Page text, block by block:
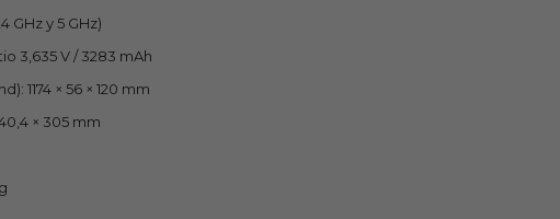
GHz y 5 GHz)
3,635 V / 3283 mAh
1174 × 56 × 120 mm
× 305 mm